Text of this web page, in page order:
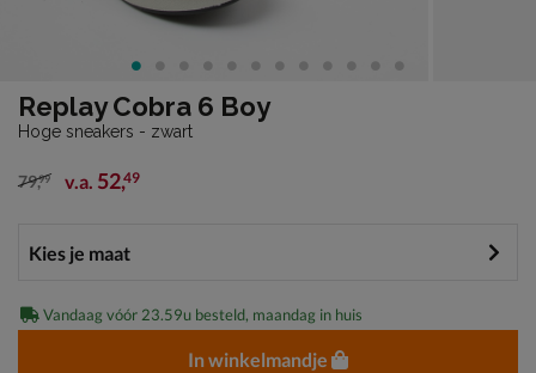
Replay Cobra 6 Boy
Hoge sneakers - zwart
van € 79,99 vanaf € 52,49
79,99 v.a. 52,49
Vandaag vóór 23.59u besteld, maandag in huis
In winkelmandje